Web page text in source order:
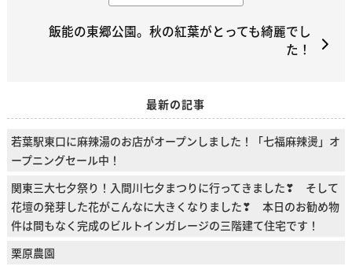
飯能の東郷公園。秋の紅葉がとっても綺麗でし
た！
最新の記事
若葉駅東口に麻辣湯のお店がオープンしました！「七福麻辣燙」オ
ープニングセール中！
関東三大七夕祭り！入間川七夕まつりに行ってきました❣ そして
花壇の発芽した花がこんなに大きくなりました❣ 本日のお勧め物
件は間もなく完成のビルトインガレージの三階建て住宅です！
栗原農園